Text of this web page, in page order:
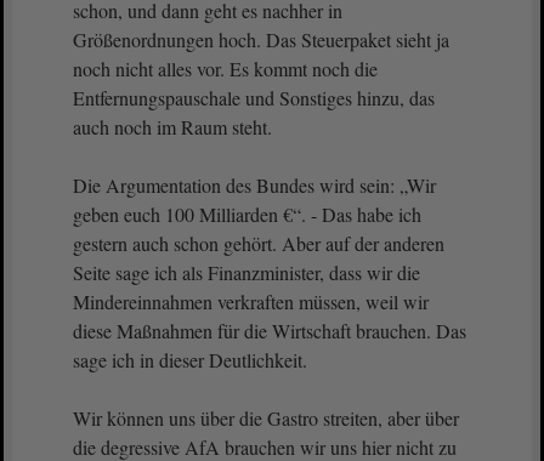
schon, und dann geht es nachher in
Größenordnungen hoch. Das Steuerpaket sieht ja
noch nicht alles vor. Es kommt noch die
Entfernungspauschale und Sonstiges hinzu, das
auch noch im Raum steht.
Die Argumentation des Bundes wird sein: „Wir
geben euch 100 Milliarden €“. - Das habe ich
gestern auch schon gehört. Aber auf der anderen
Seite sage ich als Finanzminister, dass wir die
Mindereinnahmen verkraften müssen, weil wir
diese Maßnahmen für die Wirtschaft brauchen. Das
sage ich in dieser Deutlichkeit.
Wir können uns über die Gastro streiten, aber über
die degressive AfA brauchen wir uns hier nicht zu